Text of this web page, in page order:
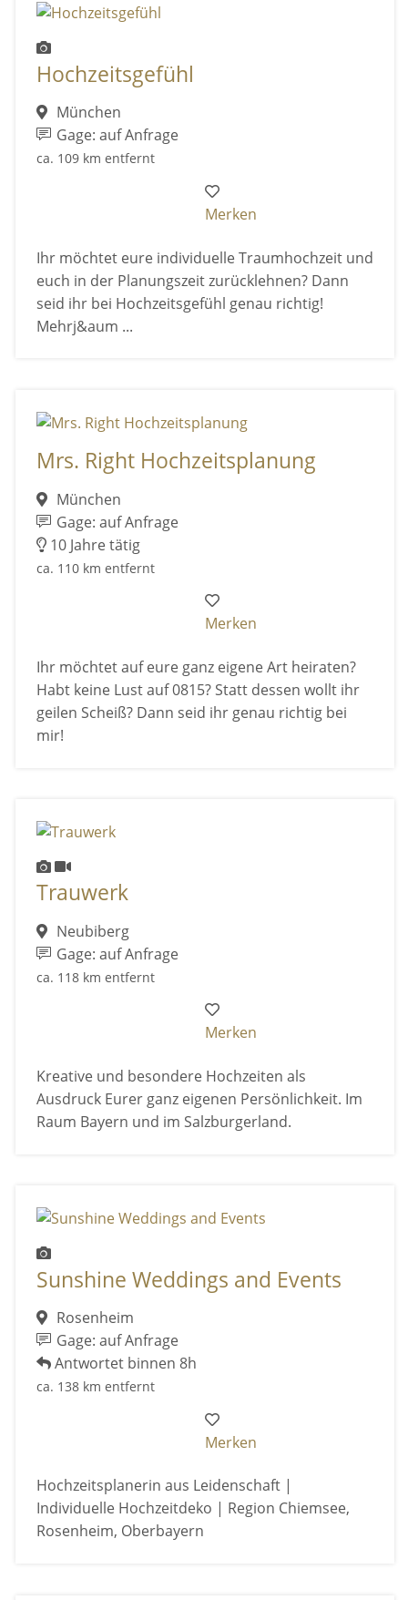
Hochzeitsgefühl
München
Gage: auf Anfrage
ca. 109 km entfernt
Merken
Ihr möchtet eure individuelle Traumhochzeit und
euch in der Planungszeit zurücklehnen? Dann
seid ihr bei Hochzeitsgefühl genau richtig!
Mehrj&aum ...
Mrs. Right Hochzeitsplanung
München
Gage: auf Anfrage
10 Jahre tätig
ca. 110 km entfernt
Merken
Ihr möchtet auf eure ganz eigene Art heiraten?
Habt keine Lust auf 0815? Statt dessen wollt ihr
geilen Scheiß? Dann seid ihr genau richtig bei
mir!
Trauwerk
Neubiberg
Gage: auf Anfrage
ca. 118 km entfernt
Merken
Kreative und besondere Hochzeiten als
Ausdruck Eurer ganz eigenen Persönlichkeit. Im
Raum Bayern und im Salzburgerland.
Sunshine Weddings and Events
Rosenheim
Gage: auf Anfrage
Antwortet binnen 8h
ca. 138 km entfernt
Merken
Hochzeitsplanerin aus Leidenschaft |
Individuelle Hochzeitdeko | Region Chiemsee,
Rosenheim, Oberbayern